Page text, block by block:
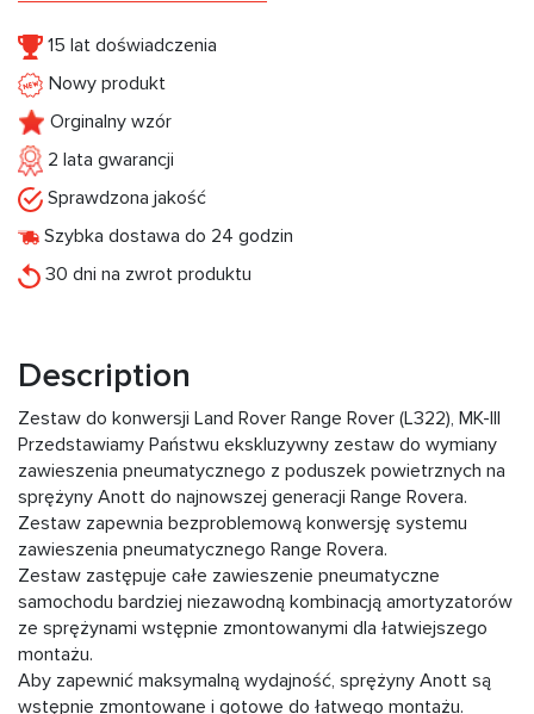
15 lat doświadczenia
Nowy produkt
Orginalny wzór
2 lata gwarancji
Sprawdzona jakość
Szybka dostawa do 24 godzin
30 dni na zwrot produktu
Description
Zestaw do konwersji Land Rover Range Rover (L322), MK-III
Przedstawiamy Państwu ekskluzywny zestaw do wymiany
zawieszenia pneumatycznego z poduszek powietrznych na
sprężyny Anott do najnowszej generacji Range Rovera.
Zestaw zapewnia bezproblemową konwersję systemu
zawieszenia pneumatycznego Range Rovera.
Zestaw zastępuje całe zawieszenie pneumatyczne
samochodu bardziej niezawodną kombinacją amortyzatorów
ze sprężynami wstępnie zmontowanymi dla łatwiejszego
montażu.
Aby zapewnić maksymalną wydajność, sprężyny Anott są
wstępnie zmontowane i gotowe do łatwego montażu.